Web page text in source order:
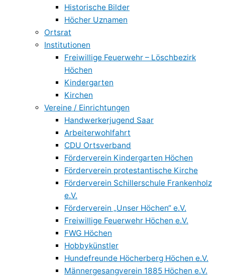
Historische Bilder
Höcher Uznamen
Ortsrat
Institutionen
Freiwillige Feuerwehr – Löschbezirk
Höchen
Kindergarten
Kirchen
Vereine / Einrichtungen
Handwerkerjugend Saar
Arbeiterwohlfahrt
CDU Ortsverband
Förderverein Kindergarten Höchen
Förderverein protestantische Kirche
Förderverein Schillerschule Frankenholz
e.V.
Förderverein „Unser Höchen“ e.V.
Freiwillige Feuerwehr Höchen e.V.
FWG Höchen
Hobbykünstler
Hundefreunde Höcherberg Höchen e.V.
Männergesangverein 1885 Höchen e.V.